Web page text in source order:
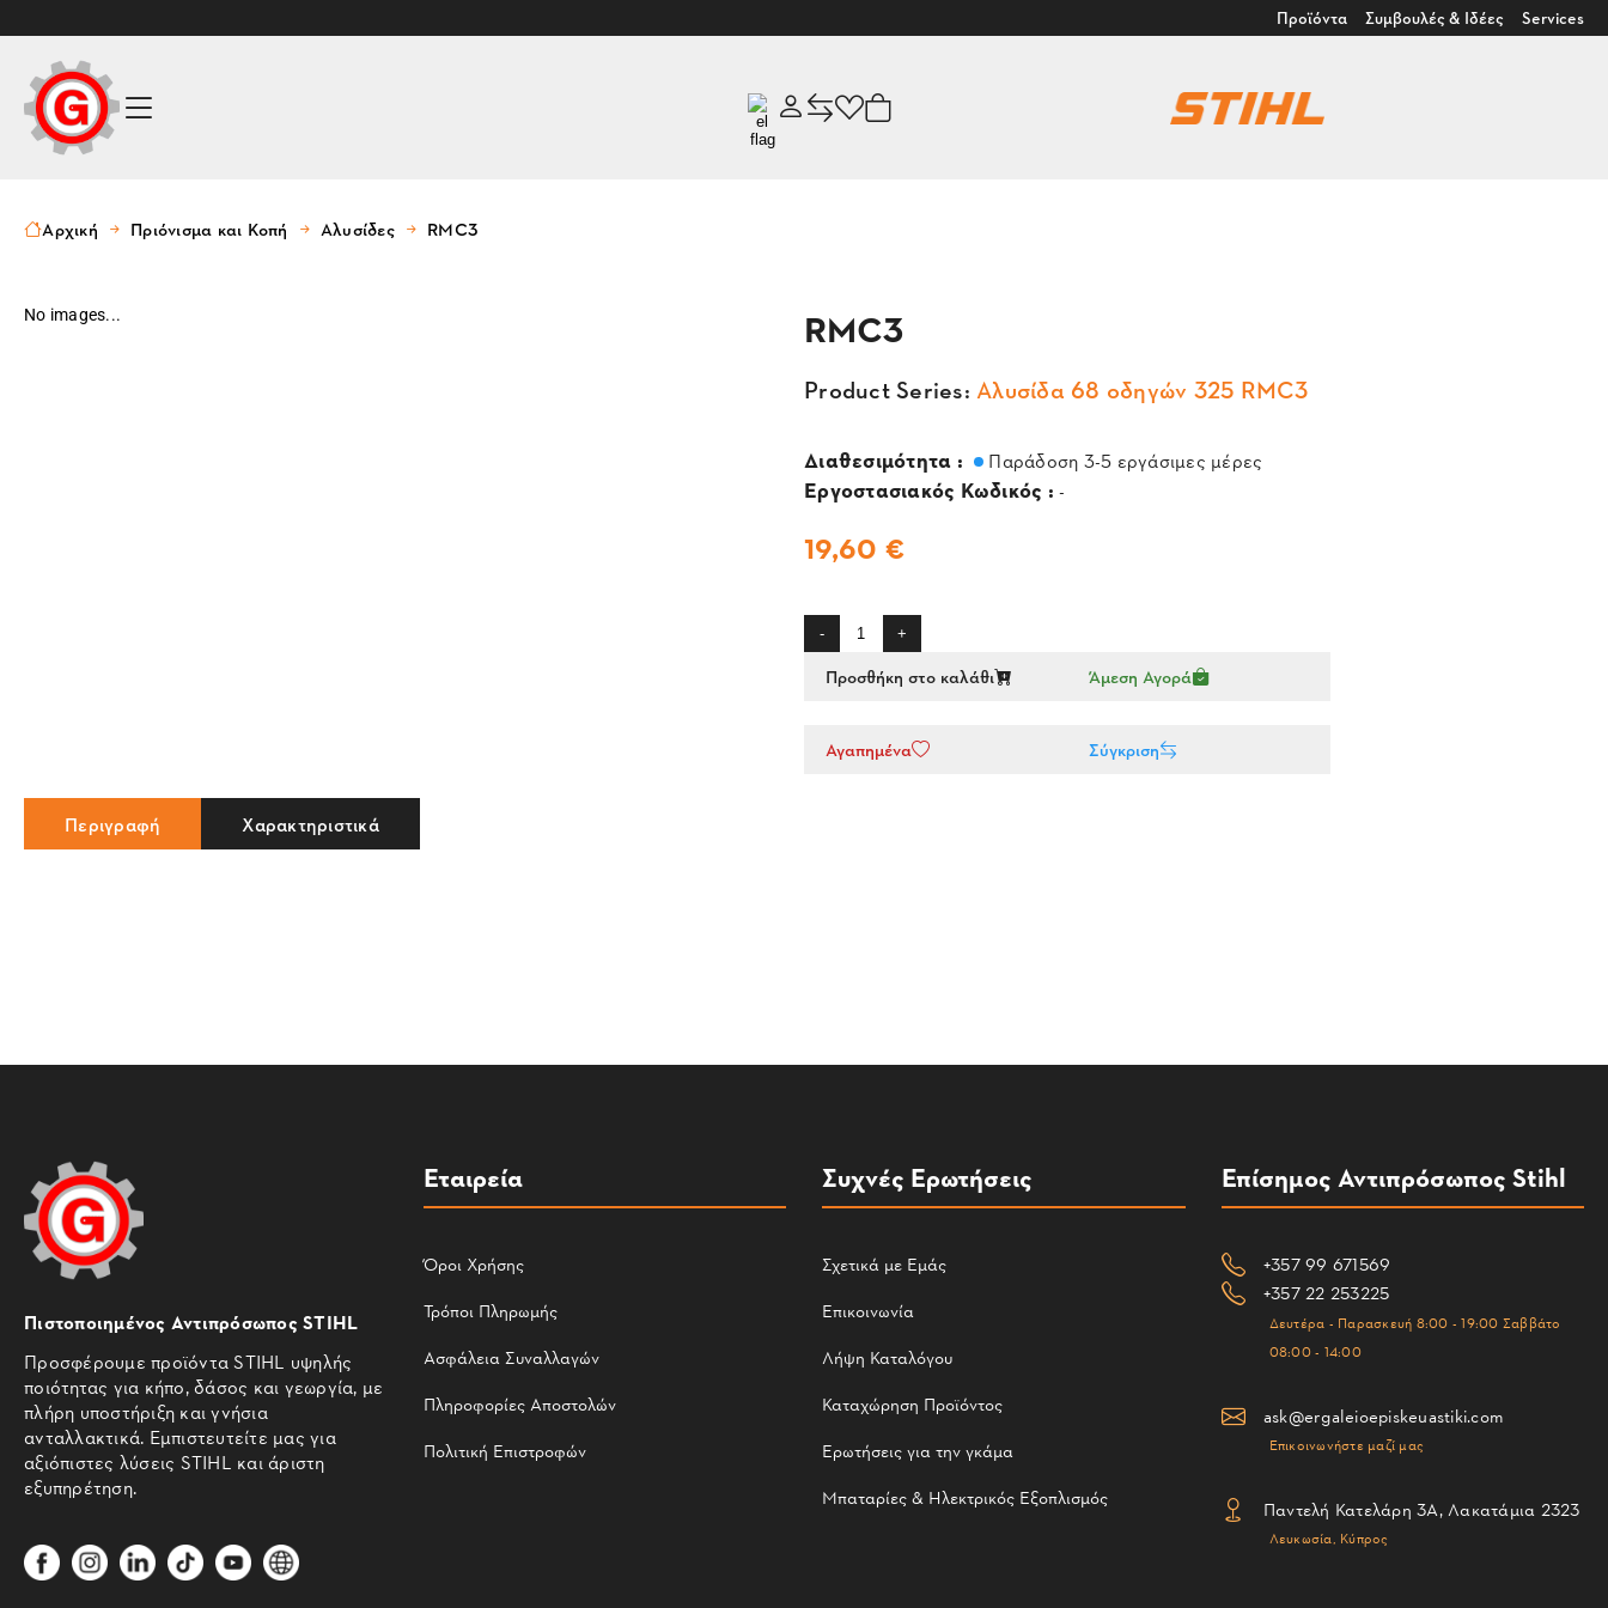
Προϊόντα Συμβουλές & Ιδέες Services
Αρχική Πριόνισμα και Κοπή Αλυσίδες RMC3
No images... RMC3
Product Series: Αλυσίδα 68 οδηγών 325 RMC3
Διαθεσιμότητα : Παράδοση 3-5 εργάσιμες μέρες
Εργοστασιακός Κωδικός : -
19,60 €
- +
Προσθήκη στο καλάθι Άμεση Αγορά
Αγαπημένα Σύγκριση
Περιγραφή Χαρακτηριστικά
Πιστοποιημένος Αντιπρόσωπος STIHL
Προσφέρουμε προϊόντα STIHL υψηλής
ποιότητας για κήπο, δάσος και γεωργία, με
πλήρη υποστήριξη και γνήσια
ανταλλακτικά. Εμπιστευτείτε μας για
αξιόπιστες λύσεις STIHL και άριστη
εξυπηρέτηση.
Εταιρεία
Όροι Χρήσης
Τρόποι Πληρωμής
Ασφάλεια Συναλλαγών
Πληροφορίες Αποστολών
Πολιτική Επιστροφών
Συχνές Ερωτήσεις
Σχετικά με Εμάς
Επικοινωνία
Λήψη Καταλόγου
Καταχώρηση Προϊόντος
Ερωτήσεις για την γκάμα
Μπαταρίες & Ηλεκτρικός Εξοπλισμός
Επίσημος Αντιπρόσωπος Stihl
+357 99 671569
+357 22 253225
Δευτέρα - Παρασκευή 8:00 - 19:00 Σαββάτο
08:00 - 14:00
ask@ergaleioepiskeuastiki.com
Επικοινωνήστε μαζί μας
Παντελή Κατελάρη 3Α, Λακατάμια 2323
Λευκωσία, Κύπρος